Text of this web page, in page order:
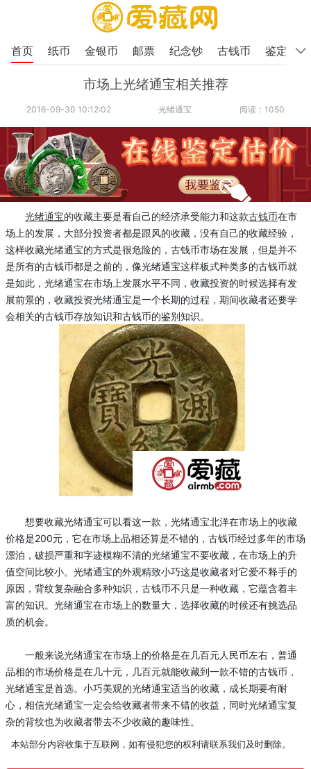
首页 纸币 金银币 邮票 纪念钞 古钱币 鉴定
市场上光绪通宝相关推荐
2016-09-30 10:12:02 光绪通宝 阅读：1050
光绪通宝的收藏主要是看自己的经济承受能力和这款古钱币在市
场上的发展，大部分投资者都是跟风的收藏，没有自己的收藏经验，
这样收藏光绪通宝的方式是很危险的，古钱币市场在发展，但是并不
是所有的古钱币都是之前的，像光绪通宝这样板式种类多的古钱币就
是如此，光绪通宝在市场上发展水平不同，收藏投资的时候选择有发
展前景的，收藏投资光绪通宝是一个长期的过程，期间收藏者还要学
会相关的古钱币存放知识和古钱币的鉴别知识。
想要收藏光绪通宝可以看这一款，光绪通宝北洋在市场上的收藏
价格是200元，它在市场上品相还算是不错的，古钱币经过多年的市场
漂泊，破损严重和字迹模糊不清的光绪通宝不要收藏，在市场上的升
值空间比较小。光绪通宝的外观精致小巧这是收藏者对它爱不释手的
原因，背纹复杂融合多种知识，古钱币不只是一种收藏，它蕴含着丰
富的知识。光绪通宝在市场上的数量大，选择收藏的时候还有挑选品
质的机会。
一般来说光绪通宝在市场上的价格是在几百元人民币左右，普通
品相的市场价格是在几十元，几百元就能收藏到一款不错的古钱币，
光绪通宝是首选。小巧美观的光绪通宝适当的收藏，成长期要有耐
心，相信光绪通宝一定会给收藏者带来不错的收益，同时光绪通宝复
杂的背纹也为收藏者带去不少收藏的趣味性。
本站部分内容收集于互联网，如有侵犯您的权利请联系我们及时删除。